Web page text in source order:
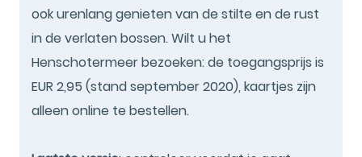
ook urenlang genieten van de stilte en de rust
in de verlaten bossen. Wilt u het
Henschotermeer bezoeken: de toegangsprijs is
EUR 2,95 (stand september 2020), kaartjes zijn
alleen online te bestellen.